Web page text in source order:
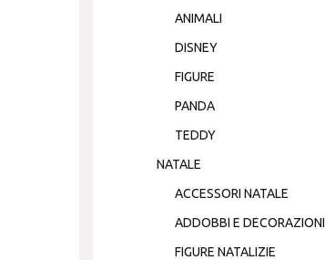
ANIMALI
DISNEY
FIGURE
PANDA
TEDDY
NATALE
ACCESSORI NATALE
ADDOBBI E DECORAZIONI
FIGURE NATALIZIE